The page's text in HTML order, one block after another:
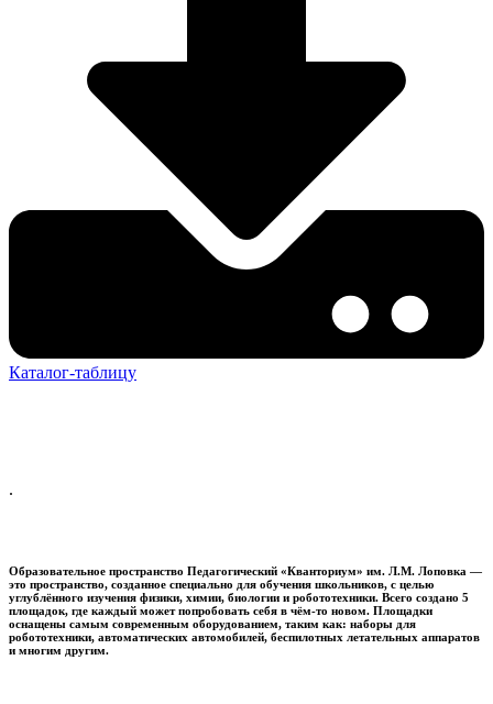
Каталог-таблицу
.
Образовательное пространство Педагогический «Кванториум» им. Л.М. Лоповка —
это пространство, созданное специально для обучения школьников, с целью
углублённого изучения физики, химии, биологии и робототехники. Всего создано 5
площадок, где каждый может попробовать себя в чём-то новом. Площадки
оснащены самым современным оборудованием, таким как: наборы для
робототехники, автоматических автомобилей, беспилотных летательных аппаратов
и многим другим.